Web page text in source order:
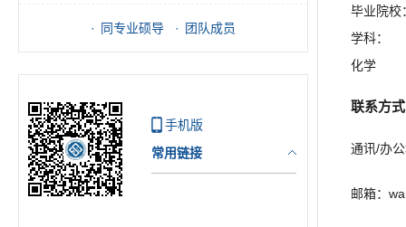
同专业硕导 团队成员
手机版
常用链接
毕业院校
学科：
化学
联系方式
通讯/办
邮箱：